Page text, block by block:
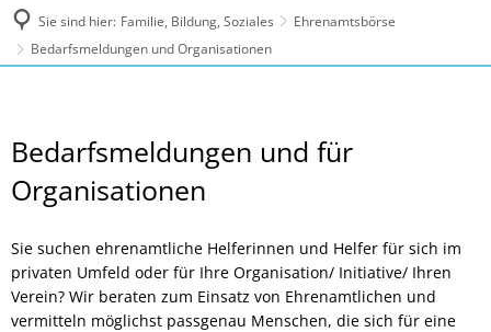
Sie sind hier: Familie, Bildung, Soziales
Ehrenamtsbörse
Bedarfsmeldungen und Organisationen
Bedarfsmeldungen
und
Bedarfsmeldungen und für
Organisationen
Sie suchen ehrenamtliche Helferinnen und Helfer für sich im
privaten Umfeld oder für Ihre Organisation/ Initiative/ Ihren
Verein? Wir beraten zum Einsatz von Ehrenamtlichen und
vermitteln möglichst passgenau Menschen, die sich für eine